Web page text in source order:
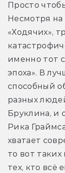
Просто
Несмотря на
«Ходячих»,
именно тот
эпоха». В
способный
разных
Бруклина, и
Рика
хватает
то вот
тех, кто всё